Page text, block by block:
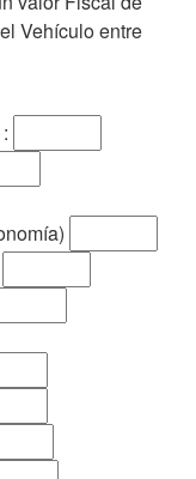
Vehículo entre